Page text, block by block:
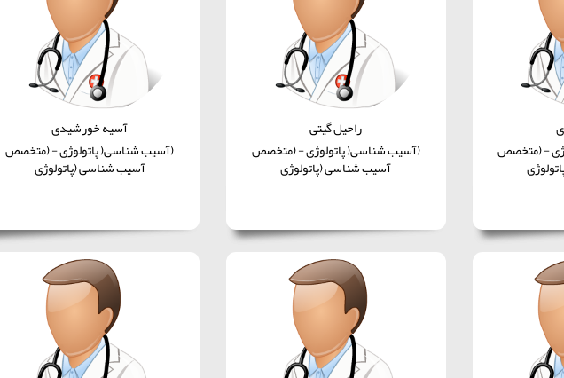
- (متخصص
راحیل گیتی
(آسیب شناسی( پاتولوژی - (متخصص
آسیب شناسی (پاتولوژی
آسیه خورشیدی
(آسیب شناسی( پاتولوژی - (متخصص
آسیب شناسی (پاتولوژی